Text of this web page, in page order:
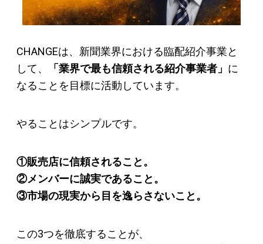
CHANGEは、新聞業界における臨配紹介事業と
して、
「業界で最も信頼される紹介事業者」 に
なることを目標に活動しています。
やることはシンプルです。
①販売店に信頼されること。
②メンバーに誠実であること。
③市場の現実から目を逸らさないこと。
この3つを徹底することが、